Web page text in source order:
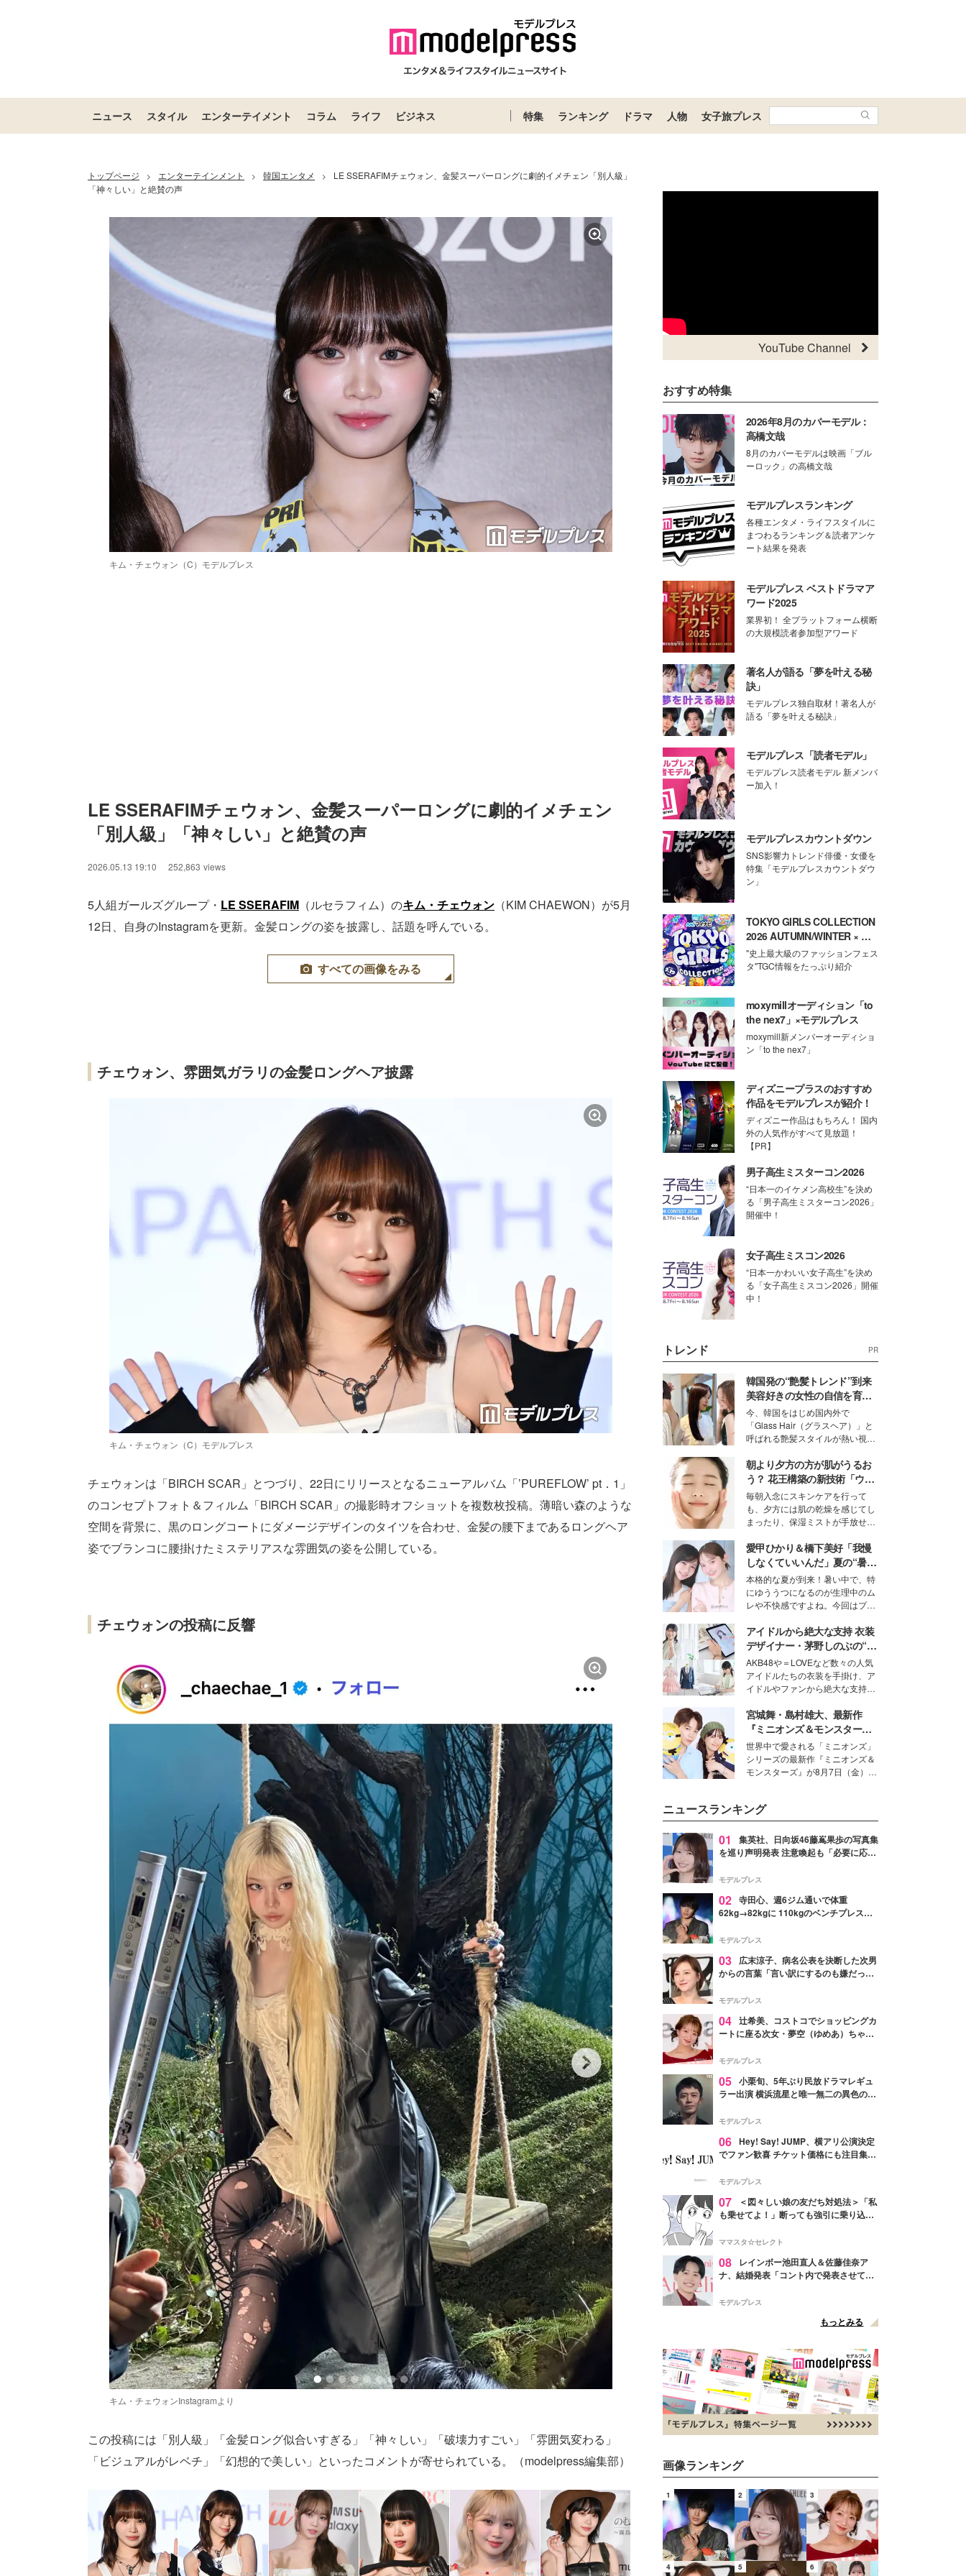
ニュース スタイル エンターテイメント コラム ライフ ビジネス 特集 ランキング ドラマ 人物 女子旅プレス
トップページ > エンターテインメント > 韓国エンタメ >
LE SSERAFIMチェウォン、金髪スーパーロングに劇的イメチェン「別人級」
「神々しい」と絶賛の声
キム・チェウォン（C）モデルプレス
LE SSERAFIMチェウォン、金髪スーパーロングに劇的イメチェン
「別人級」「神々しい」と絶賛の声
2026.05.13 19:10 252,863 views
5人組ガールズグループ・ LE SSERAFIM （ルセラフィム）のキム・チェウォン （KIM CHAEWON）が5月
12日、自身のInstagramを更新。金髪ロングの姿を披露し、話題を呼んでいる。
すべての画像をみる
チェウォン、雰囲気ガラリの金髪ロングヘア披露
キム・チェウォン（C）モデルプレス
チェウォンは「BIRCH SCAR」とつづり、22日にリリースとなるニューアルバム「’PUREFLOW’ pt．1」
のコンセプトフォト＆フィルム「BIRCH SCAR」の撮影時オフショットを複数枚投稿。薄暗い森のような
空間を背景に、黒のロングコートにダメージデザインのタイツを合わせ、金髪の腰下まであるロングヘア
姿でブランコに腰掛けたミステリアスな雰囲気の姿を公開している。
チェウォンの投稿に反響
キム・チェウォンInstagramより
この投稿には「別人級」「金髪ロング似合いすぎる」「神々しい」「破壊力すごい」「雰囲気変わる」
「ビジュアルがレベチ」「幻想的で美しい」といったコメントが寄せられている。（modelpress編集部）
YouTube Channel
おすすめ特集
2026年8月のカバーモデル：
高橋文哉
8月のカバーモデルは映画「ブル
ーロック」の高橋文哉
モデルプレスランキング
各種エンタメ・ライフスタイルに
まつわるランキング＆読者アンケ
ート結果を発表
モデルプレス ベストドラマア
ワード2025
業界初！ 全プラットフォーム横断
の大規模読者参加型アワード
著名人が語る「夢を叶える秘
訣」
モデルプレス独自取材！著名人が
語る「夢を叶える秘訣」
モデルプレス「読者モデル」
モデルプレス読者モデル 新メンバ
ー加入！
モデルプレスカウントダウン
SNS影響力トレンド俳優・女優を
特集「モデルプレスカウントダウ
ン」
TOKYO GIRLS COLLECTION
2026 AUTUMN/WINTER × モ
デルプレス
"史上最大級のファッションフェス
タ"TGC情報をたっぷり紹介
moxymillオーディション「to
the nex7」×モデルプレス
moxymill新メンバーオーディショ
ン「to the nex7」
ディズニープラスのおすすめ
作品をモデルプレスが紹介！
ディズニー作品はもちろん！ 国内
外の人気作がすべて見放題！
【PR】
男子高生ミスターコン2026
“日本一のイケメン高校生”を決め
る「男子高生ミスターコン2026」
開催中！
女子高生ミスコン2026
“日本一かわいい女子高生”を決め
る「女子高生ミスコン2026」開催
中！
トレンド PR
韓国発の“艶髪トレンド”到来
美容好きの女性の自信を育む
「ヘアケア事情」って？
今、韓国をはじめ国内外で
「Glass Hair（グラスヘア）」と
呼ばれる艶髪スタイルが熱い視線
ションの完成度を高めるベースと
して、“髪そのものの美しさ”に改
めて注目する人が増えている様
子。今回は、そんな憧れの艶やか
な髪を日常で叶える、美容好きの
女性たちのヘアケア事情を紹介し
ます。
朝より夕方の方が肌がうるお
う？ 花王構築の新技術「ウォ
ーターキャプチャリングスキ
ン（捕水肌）」がスキンケア
の常識を変える予感
毎朝入念にスキンケアを行って
も、夕方には肌の乾燥を感じてし
まったり、保湿ミストが手放せな
な美容の常識を大きく変える可能
性を秘めた、革新的な「Water
Capturing Skin（ウォーターキャ
プチャリングスキン：捕水肌）」
技術を、花王が構築した。
愛甲ひかり＆橋下美好「我慢
しなくていいんだ」夏の“暑さ
対策”の新しい選択肢とは？
本格的な夏が到来！暑い中で、特
にゆううつになるのが生理中のム
レや不快感ですよね。今回はプラ
モデル・愛甲ひかりさんと橋下美
好さんを迎えて本音で女子会トー
ク。猛暑のお出かけを快適に過ご
すヒントや、2人が感動した夏の
生理の新常識にも迫りました。
アイドルから絶大な支持 衣装
デザイナー・茅野しのぶの“可
愛い”を作る美学＜「シチズン
クロスシー」インタビュー＞
AKB48や＝LOVEなど数々の人気
アイドルたちの衣装を手掛け、ア
イドルやファンから絶大な支持を
取締役兼クリエイティブディレク
ター・茅野しのぶ。一人ひとりの
個性に寄り添い、魅力を引き出す
衣装作りは、多くの女性たちに勇
気と自信を与え続けている。
宮城舞・島村雄大、最新作
『ミニオンズ＆モンスター
ズ』の魅力熱弁 ハチャメチャ
だけじゃない“友情と絆”に感
動
世界中で愛される「ミニオンズ」
シリーズの最新作『ミニオンズ＆
モンスターズ』が8月7日（金）に
デルの宮城舞と島村雄大の特別対
談をお届け！それぞれの視点か
ら、今作ならではの魅力や予想外
の感動をもたらす奥深いストーリ
た。
ニュースランキング
01
集英社、日向坂46藤嶌果歩の写真集
を巡り声明発表 注意喚起も「必要に応じ
モデルプレス
02 寺田心、週6ジム通いで体重
62kg→82kgに 110kgのベンチプレス持
「かっこいい」と反響
モデルプレス
03
広末涼子、病名公表を決断した次男
からの言葉「言い訳にするのも嫌だっ
モデルプレス
04 辻希美、コストコでショッピングカ
ートに座る次女・夢空（ゆめあ）ちゃん
ぎ」「成長を感じる」の声
モデルプレス
05 小栗旬、5年ぶり民放ドラマレギュ
ラー出演 横浜流星と唯一無二の異色のバ
モデルプレス
06 Hey! Say! JUMP、横アリ公演決定
でファン歓喜 チケット価格にも注目集ま
モデルプレス
07
＜図々しい娘の友だち対処法＞「私
も乗せてよ！」断っても強引に乗り込ん
ママスタ☆セレクト
08
レインボー池田直人＆佐藤佳奈ア
ナ、結婚発表「コント内で発表させてい
点変更のため
モデルプレス
もっとみる
画像ランキング
1 2 3
4 5 6